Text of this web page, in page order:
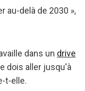
au-delà de 2030 »,
dans un drive
dois aller jusqu'à
t-elle.